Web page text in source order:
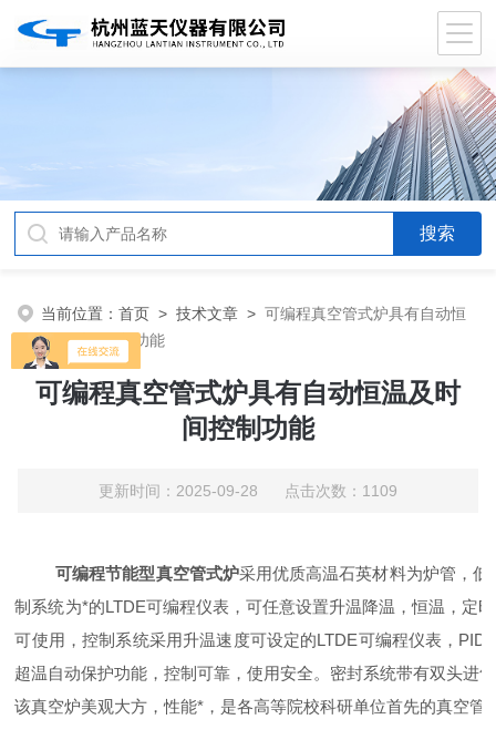
当前位置：首页 >技术文章 >可编程真空管式炉具有自动恒
温及时间控制功能
可编程真空管式炉具有自动恒温及时
间控制功能
更新时间：2025-09-28 点击次数：1109
可编程节能型真空管式炉采用优质高温石英材料为炉管，
制系统为*的LTDE可编程仪表，可任意设置升温降温，恒温，定
可使用，控制系统采用升温速度可设定的LTDE可编程仪表，
超温自动保护功能，控制可靠，使用安全。密封系统带有双头进
该真空炉美观大方，性能*，是各高等院校科研单位首先的真空管